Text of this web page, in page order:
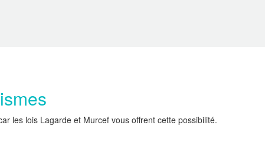
les lois Lagarde et Murcef vous offrent cette possibilité.